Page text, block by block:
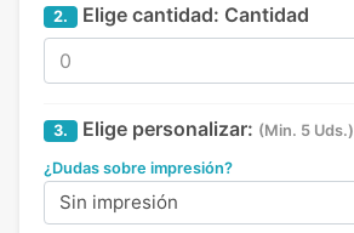
2. Elige cantidad: Cantidad
3. Elige personalizar: (Min. 5 Uds.)
¿Dudas sobre impresión?
Sin impresión